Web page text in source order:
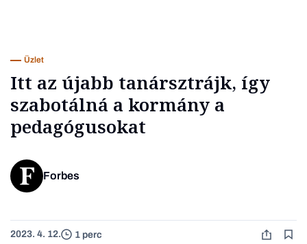
Üzlet
Itt az újabb tanársztrájk, így
szabotálná a kormány a
pedagógusokat
Forbes
2023. 4. 12. 1 perc